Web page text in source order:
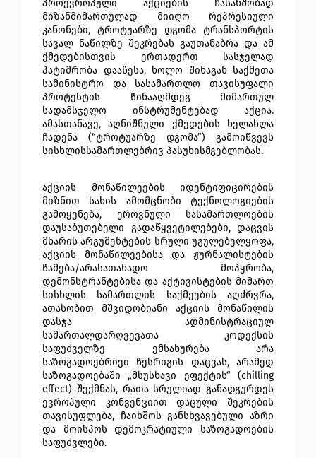
პროევროპული აქციების ჩასახშობად
მიზანმიმართულად მიიღო რეპრესიული
კანონები, ტროტუარზე დგომა ტრანსპორტის
სავალ ნაწილზე შეკრებას გაუთანაბრა და ამ
ქმედებისთვის ერთადერთ სასჯელად
პატიმრობა დააწესა, ხოლო შინაგან საქმეთა
სამინისტრო და სასამართლო თავისუფალი
პროტესტის წინააღმდეგ მიმართულ
სადამსჯელო ინსტრუმენტებად აქცია.
ამასთანავე, აღნიშნული ქმედების ხელახლა
ჩადენა (“ტროტუარზე დგომა”) გამოიწვევს
სისხლისსამართლებრივ პასუხისმგებლობას.
აქციის მონაწილეების იდენტიფიცირების
მიზნით სახის ამომცნობი ტექნოლოგიების
გამოყენება, ეროვნული სასამართლოების
დაუსაბუთებელი გადაწყვეტილებები, დაცვის
მხარის არგუმენტების სრული უგულებელყოფა,
აქციის მონაწილეებისა და ჟურნალისტების
წამება/არასათანადო მოპყრობა,
დემონსტრანტებისა და აქტივისტების მიმართ
სისხლის სამართლის საქმეების აღძრვრა,
ათასობით მშვიდობიანი აქციის მონაწილის
დასჯა ადმინისტრაციულ
სამართალდარღვევათა კოდექსის
საფუძველზე ემსახურება არა
საზოგადოებრივი წესრიგის დაცვას, არამედ
საზოგადოებაში „მსუსხავი ეფექტის“ (chilling
effect) შექმნას, რათა სრულიად განადგურდეს
ევროპული კონვენციით დაცული შეკრების
თავისუფლება, ჩაიხშოს განსხვავებული აზრი
და მოისპოს დემოკრატიული საზოგადოების
საფუძვლები.